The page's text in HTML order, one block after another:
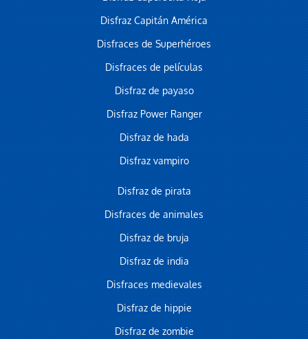
Disfraz Capitán América
Disfraces de Superhéroes
Disfraces de películas
Disfraz de payaso
Disfraz Power Ranger
Disfraz de hada
Disfraz vampiro
Disfraz de pirata
Disfraces de animales
Disfraz de bruja
Disfraz de india
Disfraces medievales
Disfraz de hippie
Disfraz de zombie